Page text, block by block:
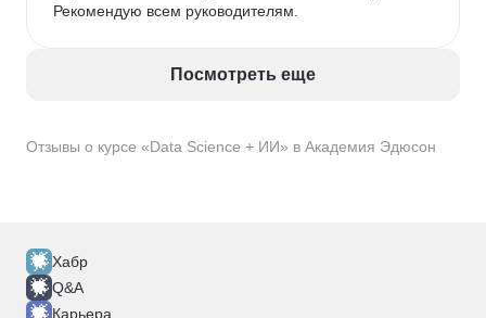
Отзывы о курсе «Data Science + ИИ» в Академия Эдюсон
Рекомендую всем руководителям.
Посмотреть еще
Хабр
Q&A
Карьера